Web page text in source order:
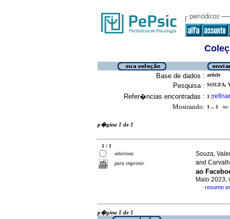
Base de dados : article
Pesquisa : SOUZA,
Refer�ncias encontradas : 1 [refinar
Mostrando: 1 .. 1 no
p�gina 1 de 1
1 / 1
seleciona
para imprimir
Souza,
and
ao
Maio 2023,
· resumo
p�gina 1 de 1